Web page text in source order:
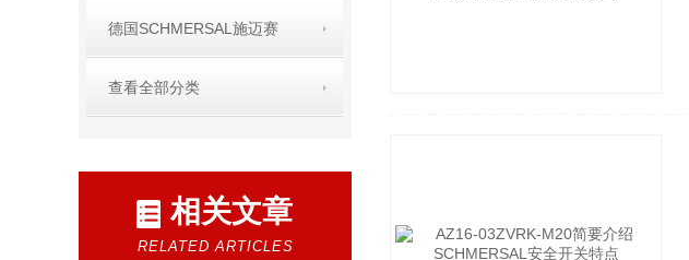
德国SCHMERSAL施迈赛
查看全部分类
相关文章
RELATED ARTICLES